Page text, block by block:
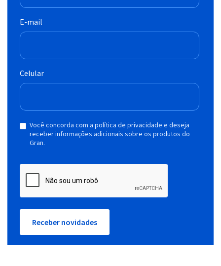
E-mail
Celular
Você concorda com a política de privacidade e deseja
receber informações adicionais sobre os produtos do
Gran.
Receber novidades